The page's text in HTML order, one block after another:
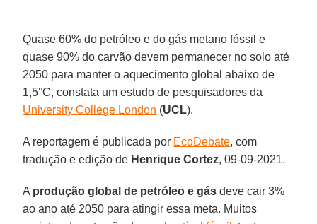
Quase 60% do petróleo e do gás metano fóssil e
quase 90% do carvão devem permanecer no solo até
2050 para manter o aquecimento global abaixo de
1,5°C, constata um estudo de pesquisadores da
University College London (UCL).
A reportagem é publicada por EcoDebate, com
tradução e edição de Henrique Cortez, 09-09-2021.
A produção global de petróleo e gás deve cair 3%
ao ano até 2050 para atingir essa meta. Muitos